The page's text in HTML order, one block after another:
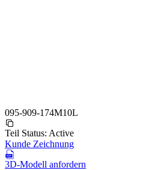
095-909-174M10L
Teil Status: Active
Kunde Zeichnung
3D-Modell anfordern